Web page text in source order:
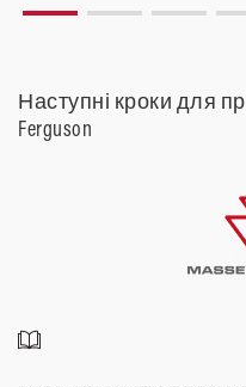
Наступні кроки для
Ferguson